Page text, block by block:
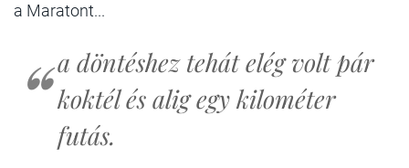
a Maratont...
a döntéshez tehát elég volt pár
koktél és alig egy kilométer
futás.